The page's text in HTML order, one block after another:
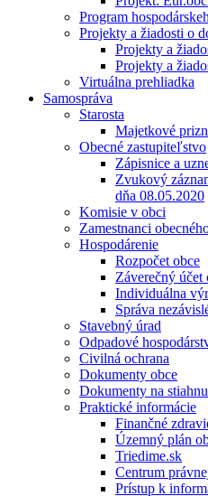
Program
Projekty a žiadosti o
Projekty a
Projekty a
Virtuálna prehliadka
Samospráva
Starosta
Majetkové
Obecné zastupiteľstvo
Zápisnice a
Zvukový
dňa 08.05.2020
Komisie v obci
Zamestnanci
Hospodárenie
Rozpočet obce
Záverečný účet
Individuálna
Správa
Stavebný úrad
Odpadové
Civilná ochrana
Dokumenty obce
Dokumenty na
Praktické informácie
Finančné
Územný plán
Triedime.sk
Centrum
Prístup k